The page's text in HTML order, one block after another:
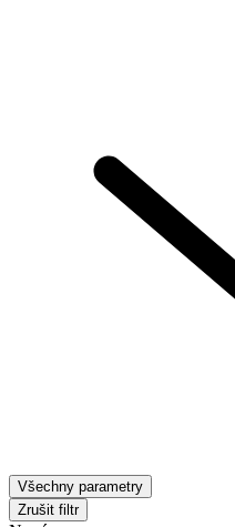
Všechny parametry
Zrušit filtr